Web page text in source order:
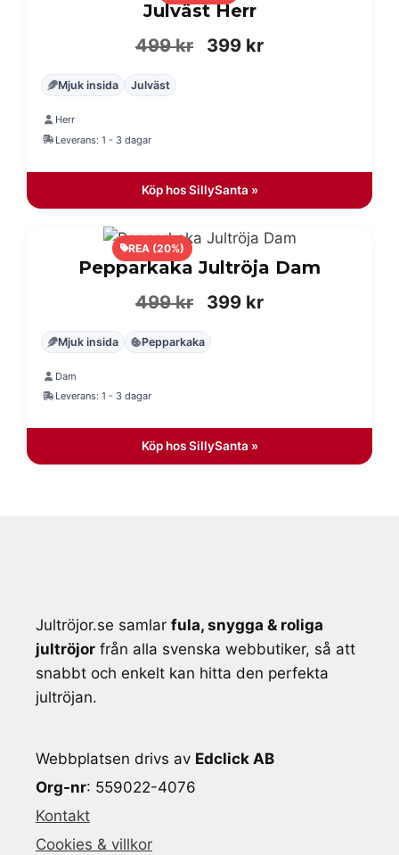
Julväst Herr
499kr
Det
399 krDet
Mjuk insida Julväst
Herr
Leverans: 1 - 3 dagar
Köp hos SillySanta »
REA (20%)
Pepparkaka Jultröja Dam
499kr
Det
ursprungliga
399 krDet
Mjuk insida Pepparkaka
Dam
Leverans: 1 - 3 dagar
Köp hos SillySanta »
Jultröjor.se samlar fula, snygga & roliga
jultröjor från alla svenska webbutiker, så att
snabbt och enkelt kan hitta den perfekta
jultröjan.
Webbplatsen drivs av Edclick AB
Org-nr: 559022-4076
Kontakt
Cookies & villkor